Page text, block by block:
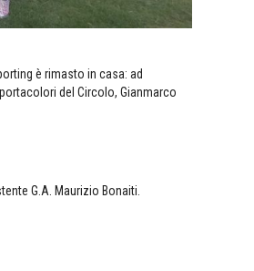
è rimasto in casa: ad
del Circolo, Gianmarco
G.A. Maurizio Bonaiti.